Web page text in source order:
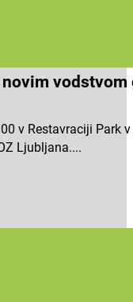
vodstvom
v Restavraciji
Ljubljana....